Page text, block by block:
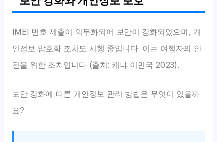
IMEI 번호 제출이 의무화되어 보안이 강화되었으며, 개
인정보 암호화 조치도 시행 중입니다. 이는 여행자의 안
전을 위한 조치입니다 (출처: 케냐 이민국 2023).
보안 강화에 따른 개인정보 관리 방법은 무엇이 있을까
요?